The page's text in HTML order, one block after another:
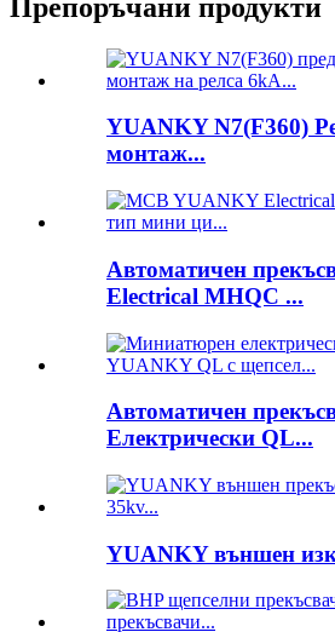
Препоръчани продукти
YUANKY N7(F360)
монтаж...
Автоматичен
Electrical MHQC ...
Автоматичен
Електрически QL...
YUANKY външен